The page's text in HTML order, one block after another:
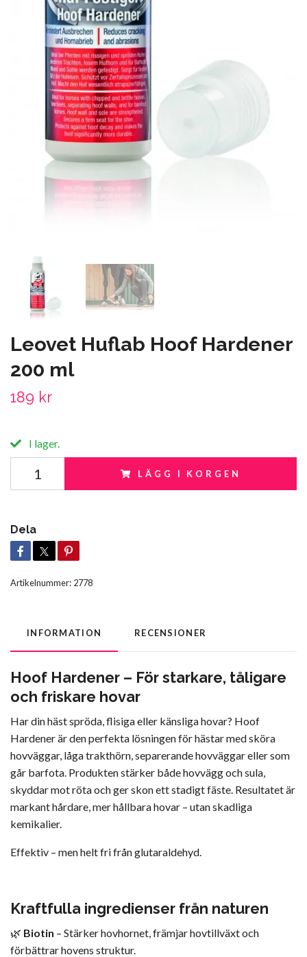
Leovet Huflab Hoof Hardener
200 ml
189 kr
I lager.
LÄGG I KORGEN
Dela
Artikelnummer: 2778
INFORMATION RECENSIONER
Hoof Hardener – För starkare, tåligare
och friskare hovar
Har din häst spröda, flisiga eller känsliga hovar? Hoof
Hardener är den perfekta lösningen för hästar med sköra
hovväggar, låga trakthörn, separerande hovväggar eller som
går barfota. Produkten stärker både hovvägg och sula,
skyddar mot röta och ger skon ett stadigt fäste. Resultatet är
markant hårdare, mer hållbara hovar – utan skadliga
kemikalier.
Effektiv – men helt fri från glutaraldehyd.
Kraftfulla ingredienser från naturen
🌿 Biotin – Stärker hovhornet, främjar hovtillväxt och
förbättrar hovens struktur.